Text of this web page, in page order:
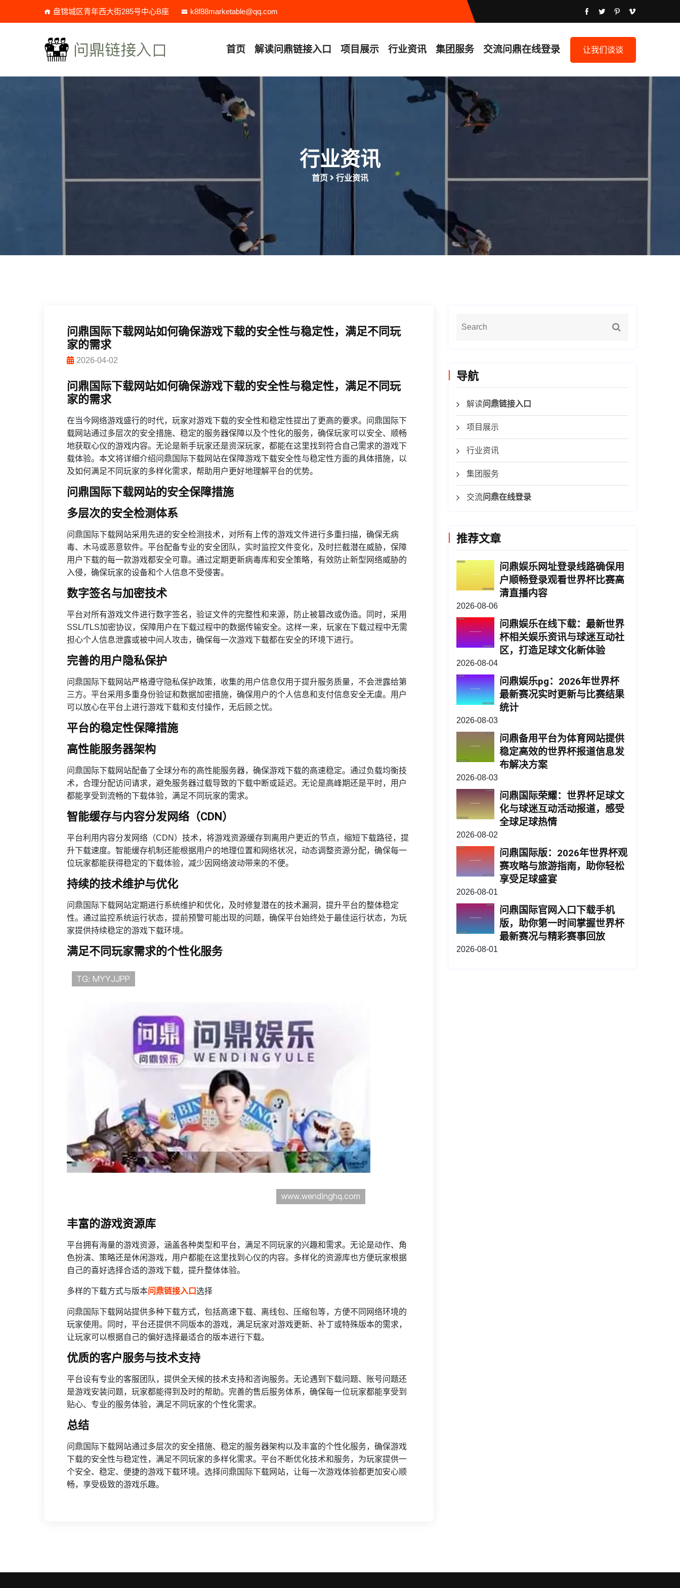
盘锦城区青年西大街285号中心B座 k8f88marketable@qq.com
首页 解读问鼎链接入口 项目展示 行业资讯 集团服务 交流问鼎在线登录 让我们谈谈
行业资讯
首页 行业资讯
问鼎国际下载网站如何确保游戏下载的安全性与稳定性，满足不同玩
家的需求
2026-04-02
问鼎国际下载网站如何确保游戏下载的安全性与稳定性，满足不同玩
家的需求
在当今网络游戏盛行的时代，玩家对游戏下载的安全性和稳定性提出了更高的要求。问鼎国际下
载网站通过多层次的安全措施、稳定的服务器保障以及个性化的服务，确保玩家可以安全、顺畅
地获取心仪的游戏内容。无论是新手玩家还是资深玩家，都能在这里找到符合自己需求的游戏下
载体验。本文将详细介绍问鼎国际下载网站在保障游戏下载安全性与稳定性方面的具体措施，以
及如何满足不同玩家的多样化需求，帮助用户更好地理解平台的优势。
问鼎国际下载网站的安全保障措施
多层次的安全检测体系
问鼎国际下载网站采用先进的安全检测技术，对所有上传的游戏文件进行多重扫描，确保无病
毒、木马或恶意软件。平台配备专业的安全团队，实时监控文件变化，及时拦截潜在威胁，保障
用户下载的每一款游戏都安全可靠。通过定期更新病毒库和安全策略，有效防止新型网络威胁的
入侵，确保玩家的设备和个人信息不受侵害。
数字签名与加密技术
平台对所有游戏文件进行数字签名，验证文件的完整性和来源，防止被篡改或伪造。同时，采用
SSL/TLS加密协议，保障用户在下载过程中的数据传输安全。这样一来，玩家在下载过程中无需
担心个人信息泄露或被中间人攻击，确保每一次游戏下载都在安全的环境下进行。
完善的用户隐私保护
问鼎国际下载网站严格遵守隐私保护政策，收集的用户信息仅用于提升服务质量，不会泄露给第
三方。平台采用多重身份验证和数据加密措施，确保用户的个人信息和支付信息安全无虞。用户
可以放心在平台上进行游戏下载和支付操作，无后顾之忧。
平台的稳定性保障措施
高性能服务器架构
问鼎国际下载网站配备了全球分布的高性能服务器，确保游戏下载的高速稳定。通过负载均衡技
术，合理分配访问请求，避免服务器过载导致的下载中断或延迟。无论是高峰期还是平时，用户
都能享受到流畅的下载体验，满足不同玩家的需求。
智能缓存与内容分发网络（CDN）
平台利用内容分发网络（CDN）技术，将游戏资源缓存到离用户更近的节点，缩短下载路径，提
升下载速度。智能缓存机制还能根据用户的地理位置和网络状况，动态调整资源分配，确保每一
位玩家都能获得稳定的下载体验，减少因网络波动带来的不便。
持续的技术维护与优化
问鼎国际下载网站定期进行系统维护和优化，及时修复潜在的技术漏洞，提升平台的整体稳定
性。通过监控系统运行状态，提前预警可能出现的问题，确保平台始终处于最佳运行状态，为玩
家提供持续稳定的游戏下载环境。
满足不同玩家需求的个性化服务
丰富的游戏资源库
平台拥有海量的游戏资源，涵盖各种类型和平台，满足不同玩家的兴趣和需求。无论是动作、角
色扮演、策略还是休闲游戏，用户都能在这里找到心仪的内容。多样化的资源库也方便玩家根据
自己的喜好选择合适的游戏下载，提升整体体验。
多样的下载方式与版本问鼎链接入口选择
问鼎国际下载网站提供多种下载方式，包括高速下载、离线包、压缩包等，方便不同网络环境的
玩家使用。同时，平台还提供不同版本的游戏，满足玩家对游戏更新、补丁或特殊版本的需求，
让玩家可以根据自己的偏好选择最适合的版本进行下载。
优质的客户服务与技术支持
平台设有专业的客服团队，提供全天候的技术支持和咨询服务。无论遇到下载问题、账号问题还
是游戏安装问题，玩家都能得到及时的帮助。完善的售后服务体系，确保每一位玩家都能享受到
贴心、专业的服务体验，满足不同玩家的个性化需求。
总结
问鼎国际下载网站通过多层次的安全措施、稳定的服务器架构以及丰富的个性化服务，确保游戏
下载的安全性与稳定性，满足不同玩家的多样化需求。平台不断优化技术和服务，为玩家提供一
个安全、稳定、便捷的游戏下载环境。选择问鼎国际下载网站，让每一次游戏体验都更加安心顺
畅，享受极致的游戏乐趣。
导航
解读问鼎链接入口
项目展示
行业资讯
集团服务
交流问鼎在线登录
推荐文章
问鼎娱乐网址登录线路确保用
户顺畅登录观看世界杯比赛高
清直播内容
2026-08-06
问鼎娱乐在线下载：最新世界
杯相关娱乐资讯与球迷互动社
区，打造足球文化新体验
2026-08-04
问鼎娱乐pg：2026年世界杯
最新赛况实时更新与比赛结果
统计
2026-08-03
问鼎备用平台为体育网站提供
稳定高效的世界杯报道信息发
布解决方案
2026-08-03
问鼎国际荣耀：世界杯足球文
化与球迷互动活动报道，感受
全球足球热情
2026-08-02
问鼎国际版：2026年世界杯观
赛攻略与旅游指南，助你轻松
享受足球盛宴
2026-08-01
问鼎国际官网入口下载手机
版，助你第一时间掌握世界杯
最新赛况与精彩赛事回放
2026-08-01